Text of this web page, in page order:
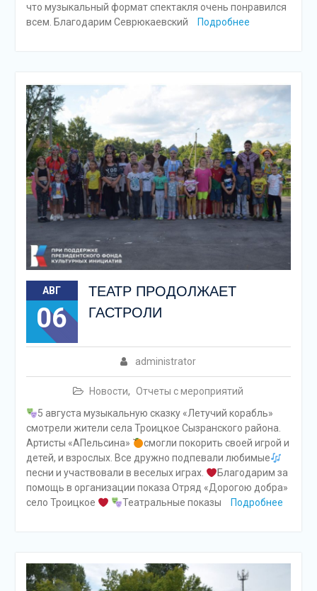
что музыкальный формат спектакля очень понравился
всем. Благодарим Севрюкаевский
Подробнее
АВГ
06
ТЕАТР ПРОДОЛЖАЕТ
ГАСТРОЛИ
administrator
Новости, Отчеты с мероприятий
5 августа музыкальную сказку «Летучий корабль»
смотрели жители села Троицкое Сызранского района.
Артисты «АПельсина»
смогли покорить своей игрой и
детей, и взрослых. Все дружно подпевали любимые
песни и участвовали в веселых играх.
Благодарим за
помощь в организации показа Отряд «Дорогою добра»
село Троицкое
Театральные показы Подробнее